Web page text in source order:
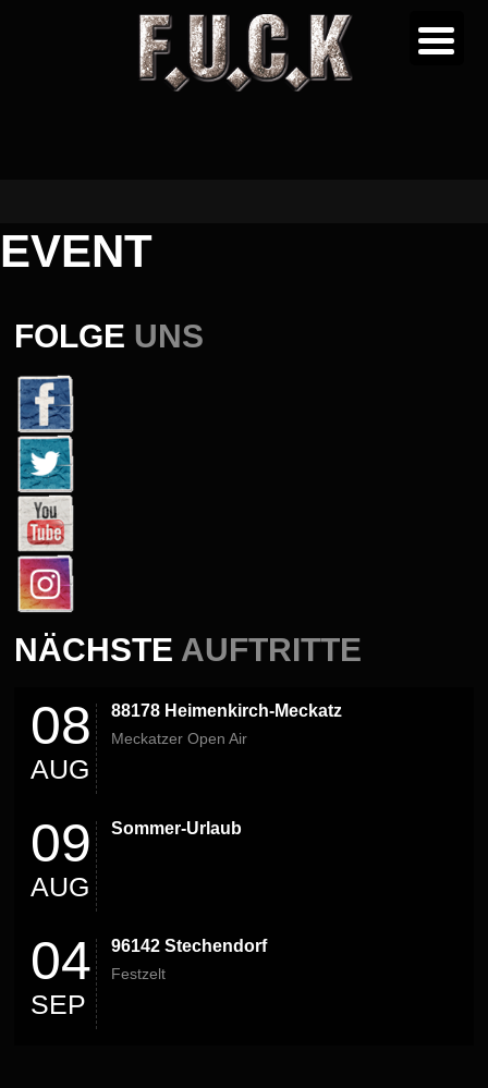
EVENT
FOLGE UNS
NÄCHSTE AUFTRITTE
08
AUG
88178 Heimenkirch-Meckatz
Meckatzer Open Air
09
AUG
Sommer-Urlaub
04
SEP
96142 Stechendorf
Festzelt